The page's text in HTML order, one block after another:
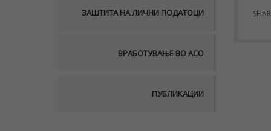
ЗАШТИТА НА ЛИЧНИ ПОДАТОЦИ
ВРАБОТУВАЊЕ ВО АСО
ПУБЛИКАЦИИ